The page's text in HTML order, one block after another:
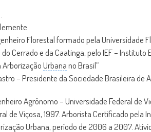
Florestal formado pela Universidade
Cerrado e da Caatinga, pelo IEF – Instituto
ArborizaçãoUrbanano Brasil”
– Presidente da Sociedade Brasileira de
Agrônomo – Universidade Federal de
de Viçosa, 1997. Arborista Certificado
Urbana, período de 2006 a 2007.